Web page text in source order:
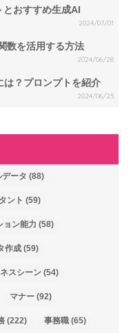
おすすめ生成AI
2024/07/01
数を活用する方法
2024/06/28
は？プロンプトを紹介
2024/06/25
データ (88)
ント (59)
ョン能力 (58)
作成(59)
スシーン(54)
マナー(92)
(222) 事務職(65)